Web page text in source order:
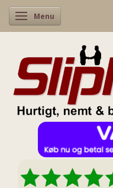
Skifte navigation
Menu